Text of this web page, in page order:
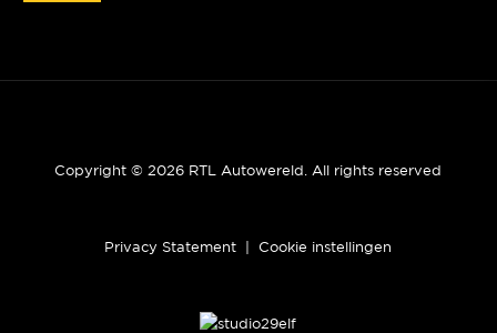
Copyright © 2026 RTL Autowereld. All rights reserved
Privacy Statement Cookie instellingen